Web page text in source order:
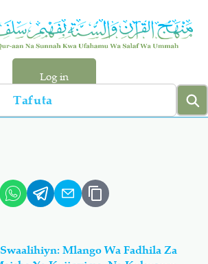
Log in
Hadiyth
Manhaj
Mlango Wa Fadhila Za